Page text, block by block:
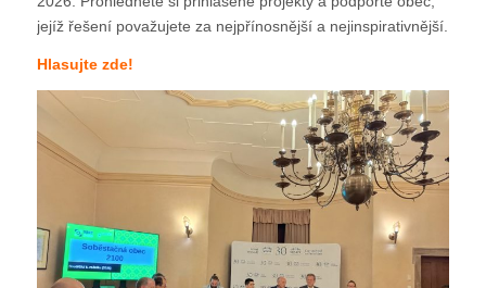
jejíž řešení považujete za nejpřínosnější a nejinspirativnější.
Hlasujte zde!